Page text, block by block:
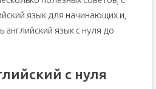
язык для начинающих и,
английский язык с нуля до
с нуля